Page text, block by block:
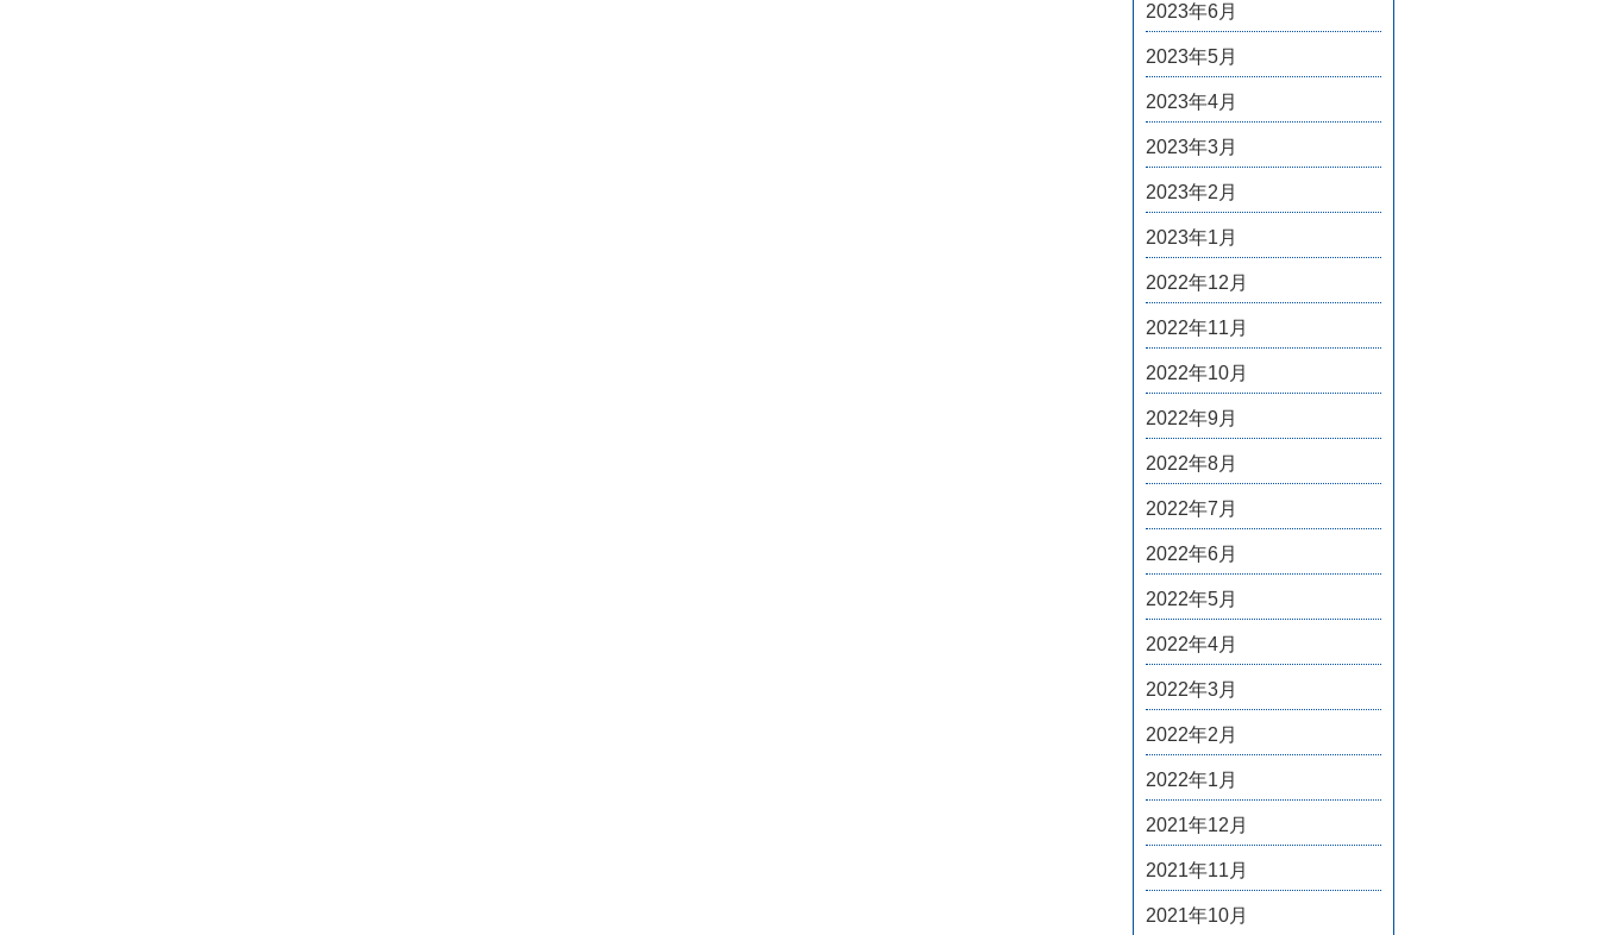
2023年6月
2023年5月
2023年4月
2023年3月
2023年2月
2023年1月
2022年12月
2022年11月
2022年10月
2022年9月
2022年8月
2022年7月
2022年6月
2022年5月
2022年4月
2022年3月
2022年2月
2022年1月
2021年12月
2021年11月
2021年10月